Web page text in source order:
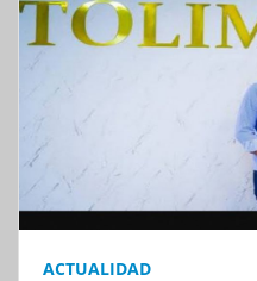
ACTUALIDAD